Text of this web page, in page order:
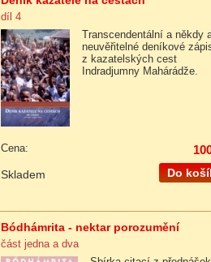
díl 4
Transcendentální a někdy
neuvěřitelné deníkové
z kazatelských cest
Indradjumny Mahárádže.
Cena:
Do
Skladem
Bódhámrita - nektar porozumění
část jedna a dva